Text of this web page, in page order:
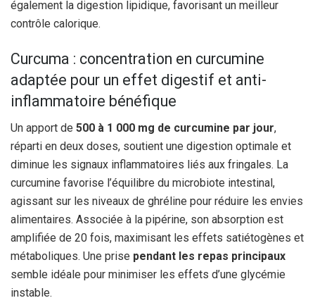
également la digestion lipidique, favorisant un meilleur
contrôle calorique.
Curcuma : concentration en curcumine
adaptée pour un effet digestif et anti-
inflammatoire bénéfique
Un apport de 500 à 1 000 mg de curcumine par jour,
réparti en deux doses, soutient une digestion optimale et
diminue les signaux inflammatoires liés aux fringales. La
curcumine favorise l’équilibre du microbiote intestinal,
agissant sur les niveaux de ghréline pour réduire les envies
alimentaires. Associée à la pipérine, son absorption est
amplifiée de 20 fois, maximisant les effets satiétogènes et
métaboliques. Une prise pendant les repas principaux
semble idéale pour minimiser les effets d’une glycémie
instable.